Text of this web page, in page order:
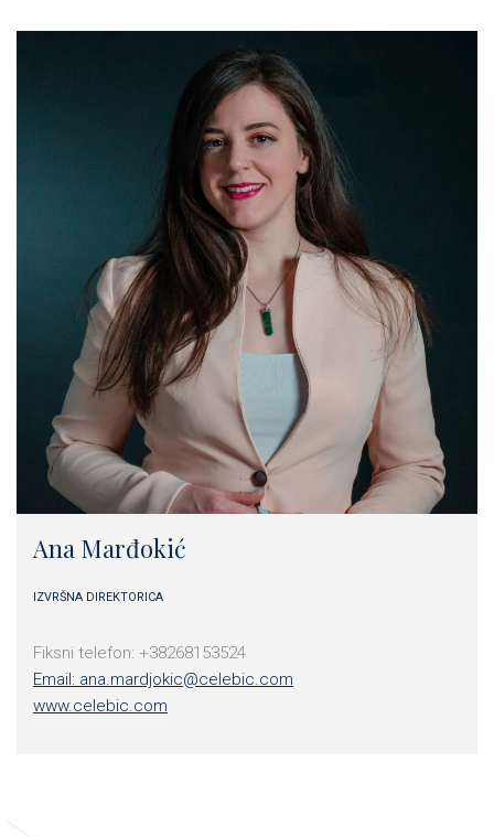
Ana Marđokić
IZVRŠNA DIREKTORICA
Fiksni telefon: +38268153524
Email: ana.mardjokic@celebic.com
www.celebic.com